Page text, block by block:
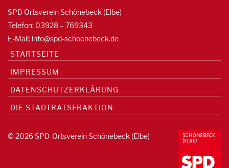
SPD Ortsverein Schönebeck (Elbe)
Telefon: 03928 – 769343
E-Mail: info@spd-schoenebeck.de
STARTSEITE
IMPRESSUM
DATENSCHUTZERKLÄRUNG
DIE STADTRATSFRAKTION
© 2026 SPD-Ortsverein Schönebeck (Elbe)